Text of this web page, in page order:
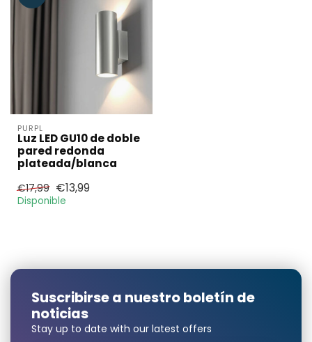
PURPL
Luz LED GU10 de doble
pared redonda
plateada/blanca
€17,99 €13,99
Disponible
Nombre y apellidos*
Suscribirse a nuestro boletín de
noticias
Stay up to date with our latest offers